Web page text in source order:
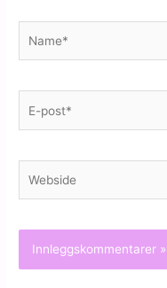
post*